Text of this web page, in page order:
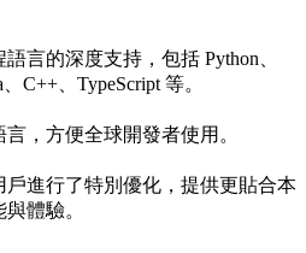
言的深度支持，包括 Python、
C++、TypeScript 等。
，方便全球開發者使用。
戶進行了特別優化，提供更貼合本
體驗。